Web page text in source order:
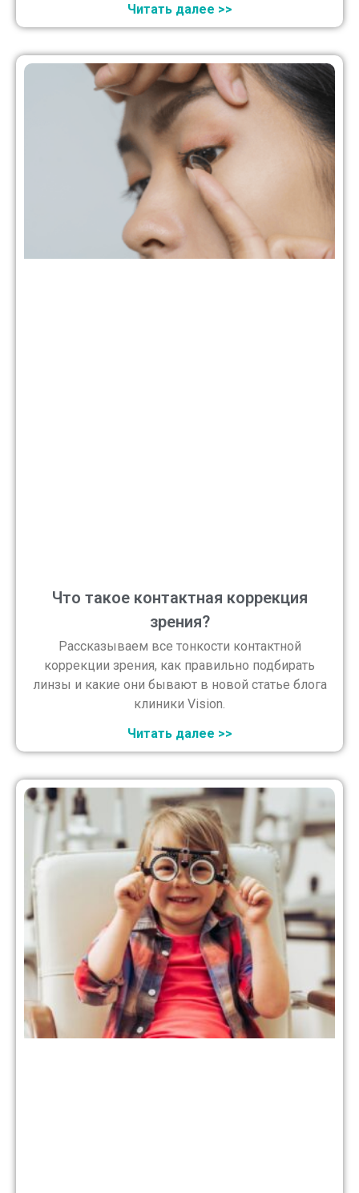
Читать далее >>
Что такое контактная коррекция
зрения?
Рассказываем все тонкости контактной
коррекции зрения, как правильно подбирать
линзы и какие они бывают в новой статье блога
клиники Vision.
Читать далее >>